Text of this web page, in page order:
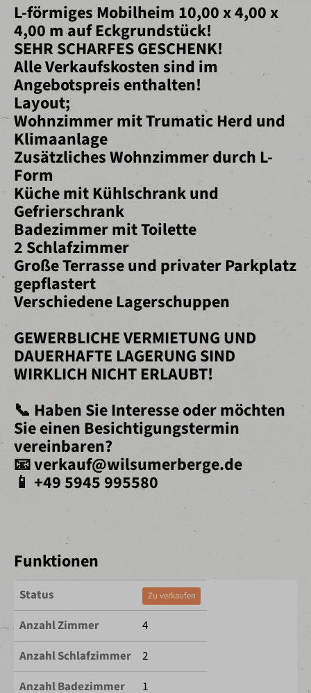
L-förmiges Mobilheim 10,00 x 4,00 x
4,00 m auf Eckgrundstück!
SEHR SCHARFES GESCHENK!
Alle Verkaufskosten sind im
Angebotspreis enthalten!
Layout;
Wohnzimmer mit Trumatic Herd und
Klimaanlage
Zusätzliches Wohnzimmer durch L-
Form
Küche mit Kühlschrank und
Gefrierschrank
Badezimmer mit Toilette
2 Schlafzimmer
Große Terrasse und privater Parkplatz
gepflastert
Verschiedene Lagerschuppen
GEWERBLICHE VERMIETUNG UND
DAUERHAFTE LAGERUNG SIND
WIRKLICH NICHT ERLAUBT!
📞 Haben Sie Interesse oder möchten
Sie einen Besichtigungstermin
vereinbaren?
📧 verkauf@wilsumerberge.de
📱 +49 5945 995580
Funktionen
Status Zu verkaufen
Anzahl Zimmer
4
Anzahl Schlafzimmer
2
Anzahl Badezimmer
1